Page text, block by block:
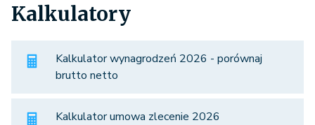
Kalkulatory
Kalkulator wynagrodzeń 2026 - porównaj
brutto netto
Kalkulator umowa zlecenie 2026